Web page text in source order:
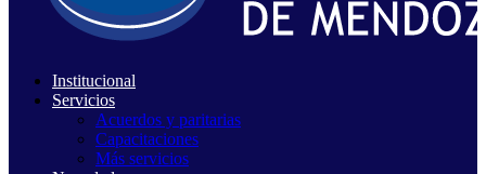
Institucional
Servicios
Acuerdos y paritarias
Capacitaciones
Más servicios